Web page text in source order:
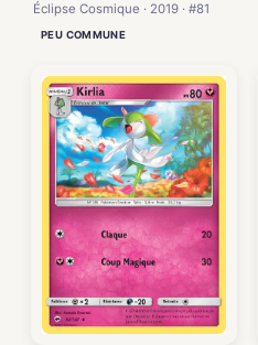
Éclipse Cosmique · 2019 · #81
PEU COMMUNE